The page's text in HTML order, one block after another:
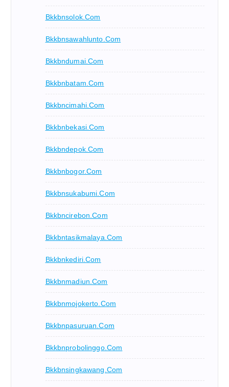
Bkkbnsolok.com
Bkkbnsawahlunto.com
Bkkbndumai.com
Bkkbnbatam.com
Bkkbncimahi.com
Bkkbnbekasi.com
Bkkbndepok.com
Bkkbnbogor.com
Bkkbnsukabumi.com
Bkkbncirebon.com
Bkkbntasikmalaya.com
Bkkbnkediri.com
Bkkbnmadiun.com
Bkkbnmojokerto.com
Bkkbnpasuruan.com
Bkkbnprobolinggo.com
Bkkbnsingkawang.com